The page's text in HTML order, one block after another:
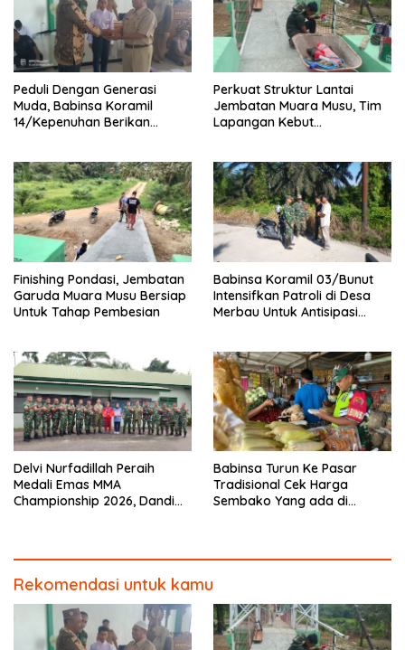
Peduli Dengan Generasi
Muda, Babinsa Koramil
14/Kepenuhan Berikan
Perkuat Struktur Lantai
Jembatan Muara Musu, Tim
Lapangan Kebut
Finishing Pondasi, Jembatan
Garuda Muara Musu Bersiap
Untuk Tahap Pembesian
Babinsa Koramil 03/Bunut
Intensifkan Patroli di Desa
Merbau Untuk Antisipasi
Delvi Nurfadillah Peraih
Medali Emas MMA
Championship 2026, Dandim
Babinsa Turun Ke Pasar
Tradisional Cek Harga
Sembako Yang ada di
Rekomendasi untuk kamu